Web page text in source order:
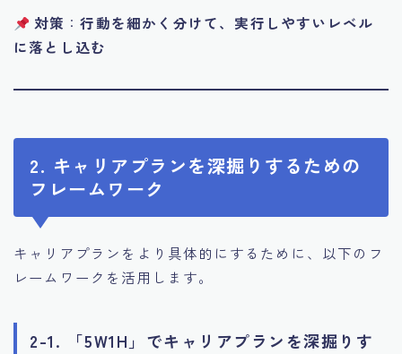
対策 ：行動を細かく分けて、実行しやすいレベル
に落とし込む
2. キャリアプランを深掘りするための
フレームワーク
キャリアプランをより具体的にするために、以下のフ
レームワークを活用します。
2-1. 「5W1H」でキャリアプランを深掘りす